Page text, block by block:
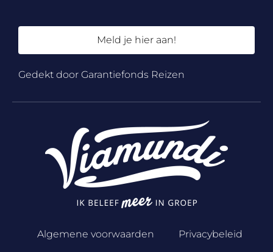
Meld je hier aan!
Gedekt door Garantiefonds Reizen
Algemene voorwaarden Privacybeleid